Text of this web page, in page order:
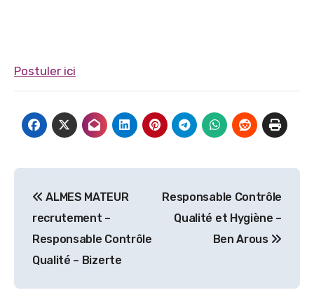
Postuler ici
de
l’article
ALMES MATEUR
recrutement –
Responsable Contrôle
Qualité – Bizerte
Responsable Contrôle
Qualité et Hygiène –
Ben Arous